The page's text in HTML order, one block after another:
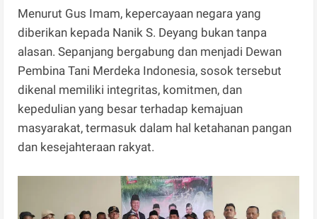
Menurut Gus Imam, kepercayaan negara yang
diberikan kepada Nanik S. Deyang bukan tanpa
alasan. Sepanjang bergabung dan menjadi Dewan
Pembina Tani Merdeka Indonesia, sosok tersebut
dikenal memiliki integritas, komitmen, dan
kepedulian yang besar terhadap kemajuan
masyarakat, termasuk dalam hal ketahanan pangan
dan kesejahteraan rakyat.